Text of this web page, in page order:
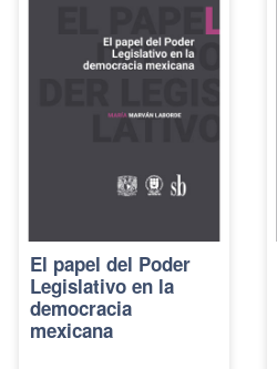
El papel del Poder
Legislativo en la
democracia
mexicana